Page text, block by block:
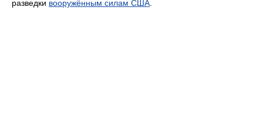
разведки вооружённым силам США